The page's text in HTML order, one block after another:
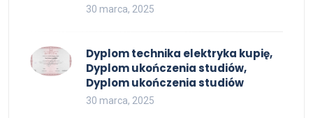
30 marca, 2025
Dyplom technika elektryka kupię,
Dyplom ukończenia studiów,
Dyplom ukończenia studiów
30 marca, 2025